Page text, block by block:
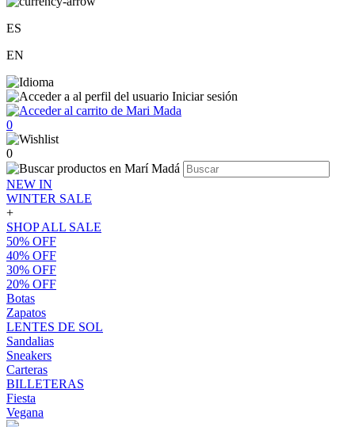
ES
EN
Iniciar sesión
0
0
NEW IN
WINTER SALE
+
SHOP ALL SALE
50% OFF
40% OFF
30% OFF
20% OFF
Botas
Zapatos
LENTES DE SOL
Sandalias
Sneakers
Carteras
BILLETERAS
Fiesta
Vegana